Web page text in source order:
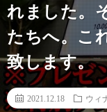
れました。
たちへ。こ
致します。
2021.12.18 ウィ